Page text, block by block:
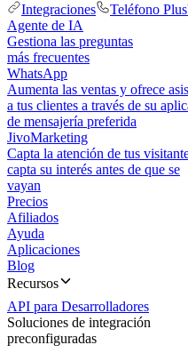
Integraciones
Teléfono Plus
Agente de IA
Gestiona las preguntas
más frecuentes
WhatsApp
Aumenta las ventas y ofrece
a tus clientes a través de su
de mensajería preferida
JivoMarketing
Capta la atención de tus
capta su interés antes de que se
vayan
Precios
Afiliados
Ayuda
Aplicaciones
Blog
Recursos
API para Desarrolladores
Soluciones de integración
preconfiguradas